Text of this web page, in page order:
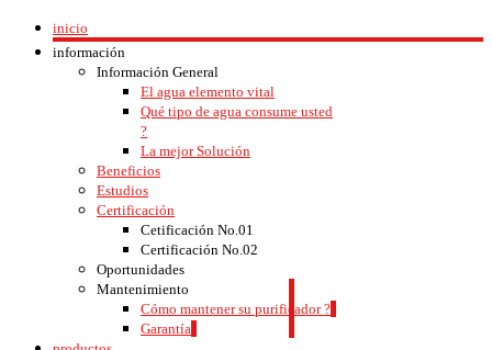
inicio
información
Información General
El agua elemento vital
Qué tipo de agua consume usted
?
La mejor Solución
Beneficios
Estudios
Certificación
Cetificación No.01
Certificación No.02
Oportunidades
Mantenimiento
Cómo mantener su purificador ?
Garantía